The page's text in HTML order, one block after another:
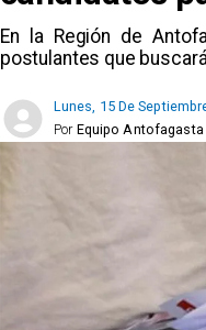
​En la Región de
postulantes que
Lunes, 15 De
Equipo Antofagasta
Por